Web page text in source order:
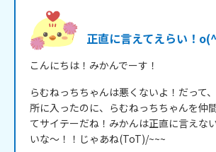
正直に言えてえらい！
こんにちは！みかんでーす！
らむねっちちゃんは悪くないよ！だって
所に入ったのに、らむねっちちゃんを仲
てサイテーだね！みかんは正直に言えな
いな～！！じゃあね(ToT)/~~~